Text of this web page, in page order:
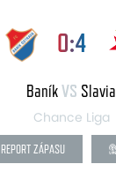
0:4
BaníkVS Slavia
Chance Liga
REPORT ZÁPASU